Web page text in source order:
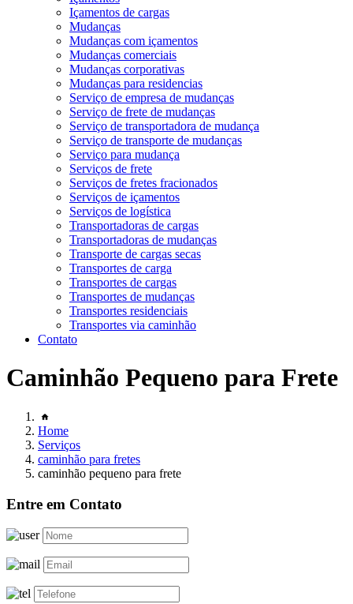
Içamentos de cargas
Mudanças
Mudanças com içamentos
Mudanças comerciais
Mudanças corporativas
Mudanças para residencias
Serviço de empresa de mudanças
Serviço de frete de mudanças
Serviço de transportadora de mudança
Serviço de transporte de mudanças
Serviço para mudança
Serviços de frete
Serviços de fretes fracionados
Serviços de içamentos
Serviços de logística
Transportadoras de cargas
Transportadoras de mudanças
Transporte de cargas secas
Transportes de carga
Transportes de cargas
Transportes de mudanças
Transportes residenciais
Transportes via caminhão
Contato
Caminhão Pequeno para Frete
Home
Serviços
caminhão para fretes
caminhão pequeno para frete
Entre em Contato